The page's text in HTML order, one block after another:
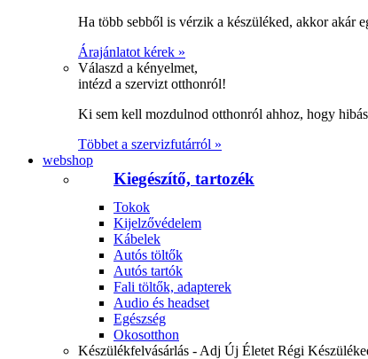
Ha több sebből is vérzik a készüléked, akkor akár
Árajánlatot kérek »
Válaszd a kényelmet,
intézd a szervizt otthonról!
Ki sem kell mozdulnod otthonról ahhoz, hogy
Többet a szervizfutárról »
webshop
Kiegészítő, tartozék
Tokok
Kijelzővédelem
Kábelek
Autós töltők
Autós tartók
Fali töltők, adapterek
Audio és headset
Egészség
Okosotthon
Készülékfelvásárlás - Adj Új Életet Régi